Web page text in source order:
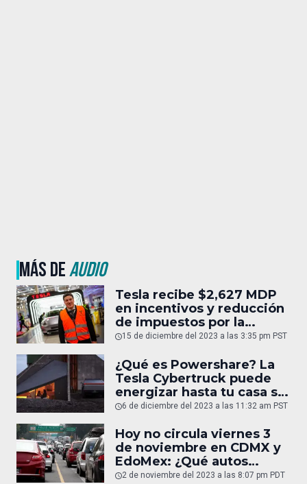
MÁS DEAUDIO
Tesla recibe $2,627 MDP
en incentivos y reducción
de impuestos por la
construcción de la
15 de diciembre del 2023 a las 3:35 pm PST
¿Qué es Powershare? La
Tesla Cybertruck puede
energizar hasta tu casa si
se va la luz
6 de diciembre del 2023 a las 11:32 am PST
Hoy no circula viernes 3
de noviembre en CDMX y
EdoMex: ¿Qué autos
descansarán mañana?
2 de noviembre del 2023 a las 8:07 pm PDT